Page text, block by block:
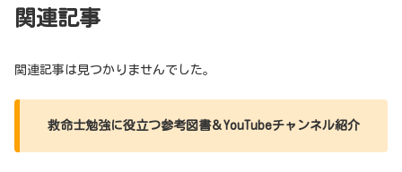
関連記事
関連記事は見つかりませんでした。
救命士勉強に役立つ参考図書＆YouTubeチャンネル紹介